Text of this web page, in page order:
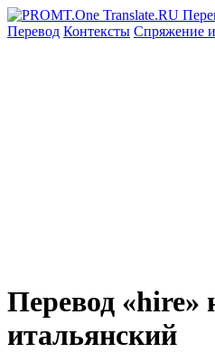
Перевод Контексты Спряжение
Перевод «hire»
итальянский